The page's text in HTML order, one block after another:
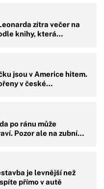
zítra večer na
knihy, která…
jsou v Americe hitem.
v české…
po ránu může
Pozor ale na zubní…
je levnější než
přímo v autě